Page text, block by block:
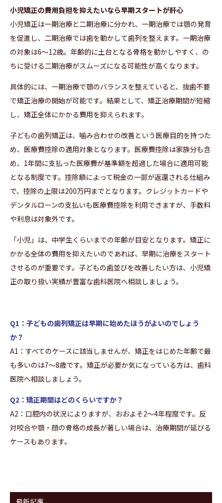
小児矯正の費用負担を抑えたいなら早期スタートが肝心
小児矯正は一期治療と二期治療に分かれ、一期治療では顎の発育
を促進し、二期治療では歯を動かして歯列を整えます。一期治療
の対象は6〜12歳。年齢的に土台となる骨格を動かしやすく、の
ちに受ける二期治療がスムーズになる可能性が高くなります。
具体的には、一期治療で顎のバランスを整えていると、抜歯不要
で矯正治療の開始が可能です。結果として、矯正治療期間が短縮
し、矯正全体にかかる費用を抑えられます。
子どもの歯列矯正は、噛み合わせの改善という医療目的を持つた
め、医療費控除の適用対象となります。医療費控除は家族分も含
め、1年間に支払った医療費が基準額を超過した場合に適用可能
となる制度です。控除額によって税金の一部が返還される仕組み
で、控除の上限は200万円までとなります。クレジットカードや
デンタルローンの支払いも医療費控除を利用できますが、手数料
や利息は対象外です。
「小児」は、中学生くらいまでの年齢が目安となります。矯正に
かかる全体の費用を抑えたいのであれば、早期に治療をスタート
させるのが重要です。子どもの歯並びを改善したい方は、小児矯
正の取り扱い実績が豊富な歯科医院へ相談しましょう。
Q1：子どもの歯列矯正は早期に始めたほうがよいのでしょう
か？
A1：すべてのケースに該当しませんが、矯正をはじめた年齢で最
も多いのは7～8歳です。矯正が必要か気になっている方は、歯科
医院へ相談しましょう。
Q2：矯正期間はどのくらいですか？
A2：口腔内の状況によりますが、おおよそ2～4年程度です。反
対咬合や顎・顔の骨格の成長が著しい場合は、治療期間が延びる
ケースもあります。